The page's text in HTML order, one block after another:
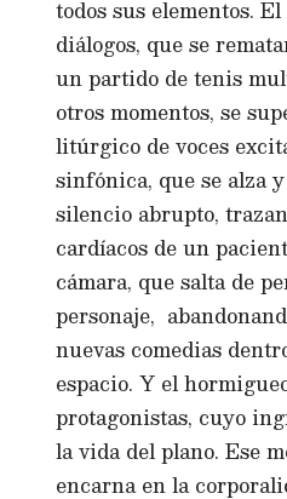
todos sus elementos.
diálogos, que se
un partido de tenis
otros momentos, se
litúrgico de voces
sinfónica, que se alza
silencio abrupto,
cardíacos de un
cámara, que salta de
personaje,
nuevas comedias
espacio. Y el
protagonistas, cuyo
la vida del plano. Ese
encarna en la